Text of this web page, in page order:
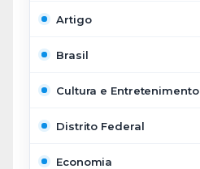
Artigo
Brasil
Cultura e Entretenimento
Distrito Federal
Economia